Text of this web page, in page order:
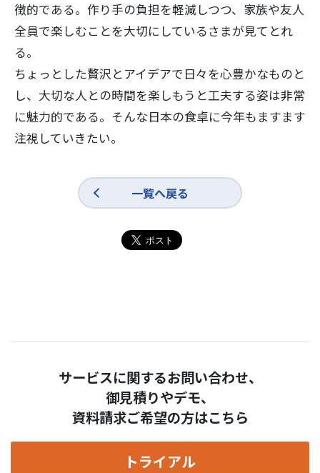
徴的である。作り手の負担を軽減しつつ、家族や友人
全員で楽しむことを大切にしているさまが見てとれ
る。
ちょっとした贅沢とアイデアで日々を心豊かなものと
し、大切な人との時間を楽しもうと工夫する姿は非常
に魅力的である。そんな日本の食卓に今年もますます
注視していきたい。
一覧へ戻る
サービスに関するお問い合わせ、
御見積りやデモ、
資料請求ご希望の方はこちら
トライアル